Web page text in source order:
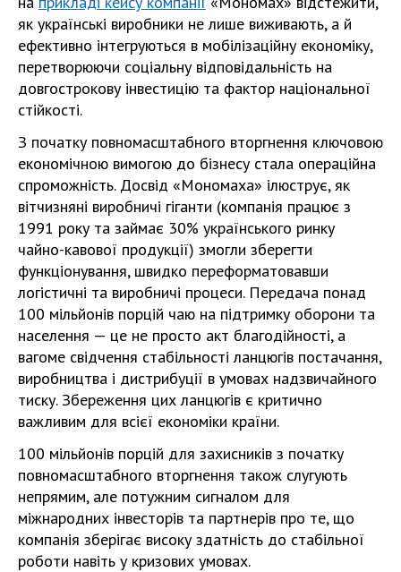
як українські виробники не лише виживають, а й
ефективно інтегруються в мобілізаційну економіку,
перетворюючи соціальну відповідальність на
довгострокову інвестицію та фактор національної
стійкості.
З початку повномасштабного вторгнення ключовою
економічною вимогою до бізнесу стала операційна
спроможність. Досвід «Мономаха» ілюструє, як
вітчизняні виробничі гіганти (компанія працює з
1991 року та займає 30% українського ринку
чайно-кавової продукції) змогли зберегти
функціонування, швидко переформатовавши
логістичні та виробничі процеси. Передача понад
100 мільйонів порцій чаю на підтримку оборони та
населення — це не просто акт благодійності, а
вагоме свідчення стабільності ланцюгів постачання,
виробництва і дистрибуції в умовах надзвичайного
тиску. Збереження цих ланцюгів є критично
важливим для всієї економіки країни.
100 мільйонів порцій для захисників з початку
повномасштабного вторгнення також слугують
непрямим, але потужним сигналом для
міжнародних інвесторів та партнерів про те, що
компанія зберігає високу здатність до стабільної
роботи навіть у кризових умовах.